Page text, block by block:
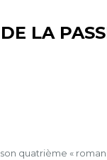
LA
quatrième «